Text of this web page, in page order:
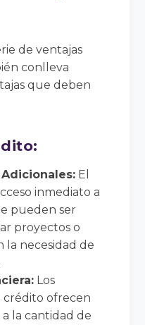
de ventajas
conlleva
que deben
El
inmediato a
pueden ser
proyectos o
la necesidad de
Los
crédito ofrecen
la cantidad de